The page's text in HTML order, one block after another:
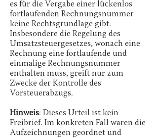
es für die Vergabe einer lückenlos
fortlaufenden Rechnungsnummer
keine Rechtsgrundlage gibt.
Insbesondere die Regelung des
Umsatzsteuergesetzes, wonach eine
Rechnung eine fortlaufende und
einmalige Rechnungsnummer
enthalten muss, greift nur zum
Zwecke der Kontrolle des
Vorsteuerabzugs.
Hinweis: Dieses Urteil ist kein
Freibrief. Im konkreten Fall waren die
Aufzeichnungen geordnet und